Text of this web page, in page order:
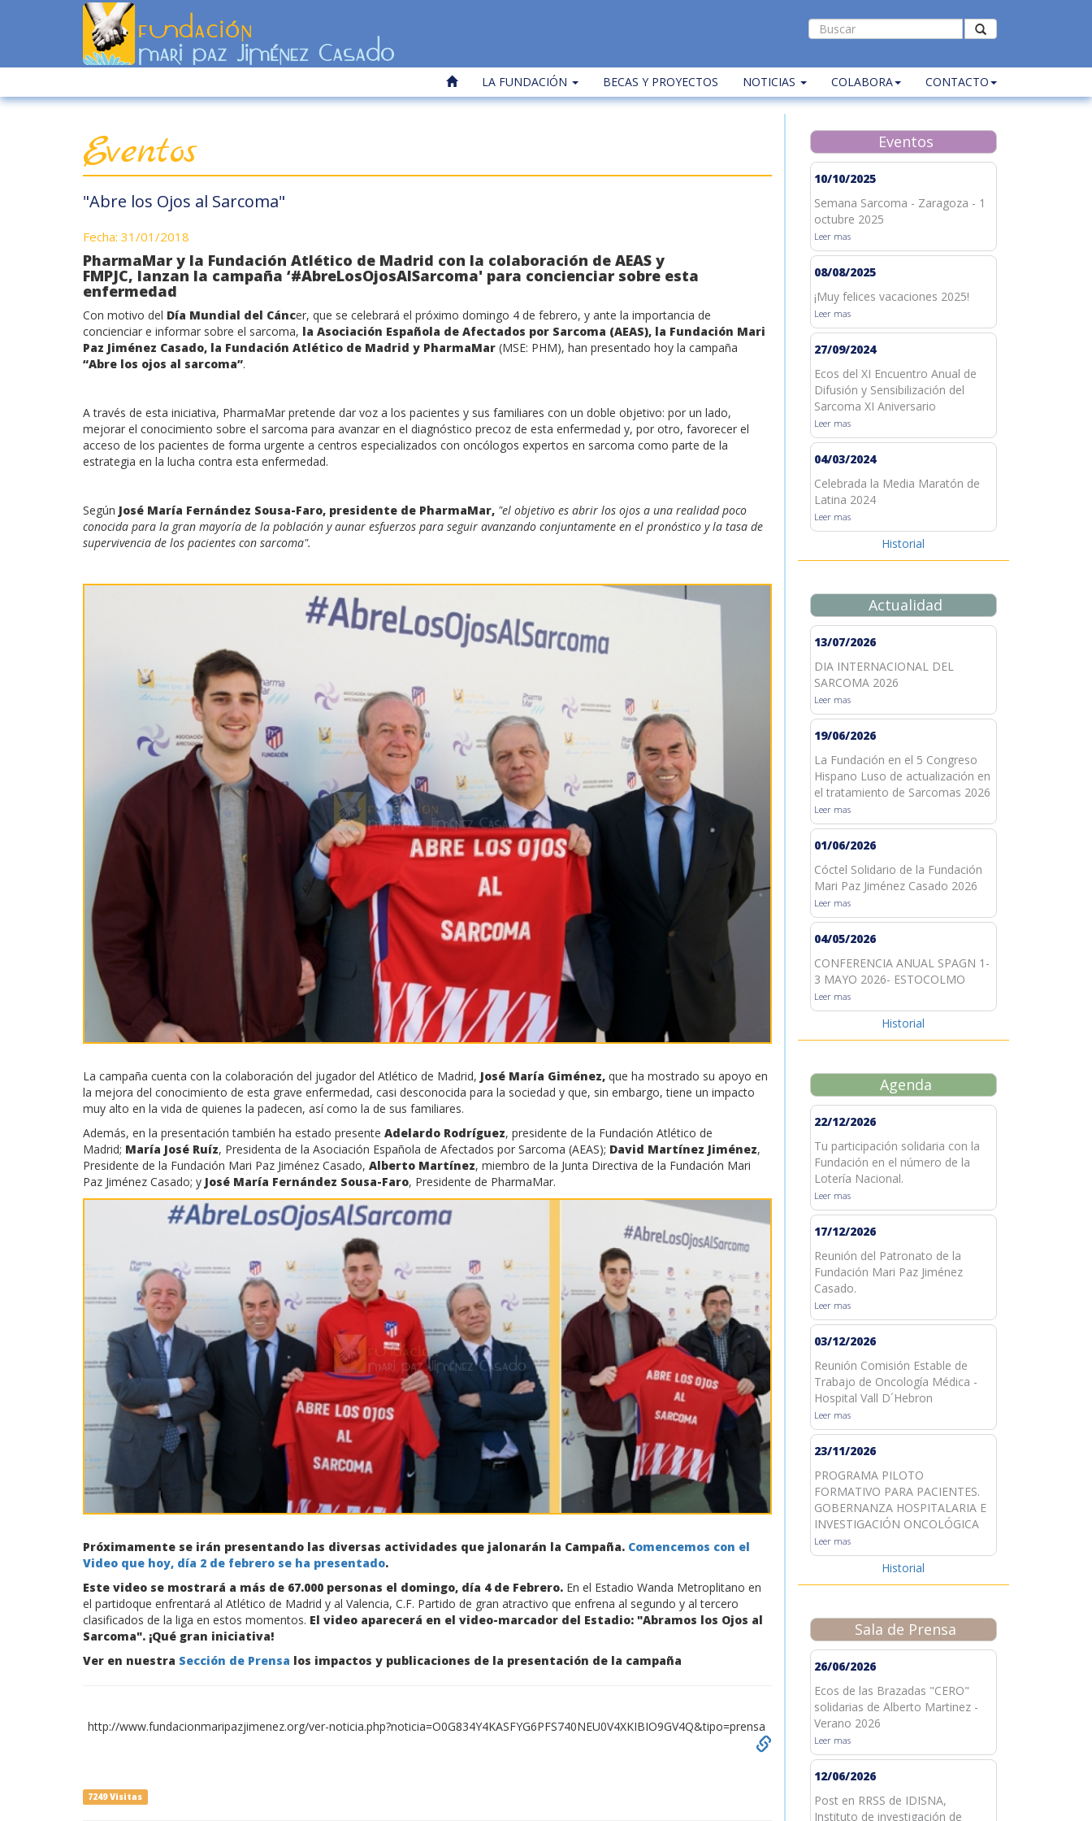
LA FUNDACIÓN BECAS Y PROYECTOS NOTICIAS COLABORA CONTACTO
Eventos
"Abre los Ojos al Sarcoma"
Fecha: 31/01/2018
PharmaMar y la Fundación Atlético de Madrid con la colaboración de AEAS y
FMPJC, lanzan la campaña ‘#AbreLosOjosAlSarcoma' para concienciar sobre esta
enfermedad
Con motivo del Día Mundial del Cáncer, que se celebrará el próximo domingo 4 de febrero, y ante la importancia de
concienciar e informar sobre el sarcoma, la Asociación Española de Afectados por Sarcoma (AEAS), la Fundación Mari
Paz Jiménez Casado, la Fundación Atlético de Madrid y PharmaMar (MSE: PHM), han presentado hoy la campaña
“Abre los ojos al sarcoma”.
A través de esta iniciativa, PharmaMar pretende dar voz a los pacientes y sus familiares con un doble objetivo: por un lado,
mejorar el conocimiento sobre el sarcoma para avanzar en el diagnóstico precoz de esta enfermedad y, por otro, favorecer el
acceso de los pacientes de forma urgente a centros especializados con oncólogos expertos en sarcoma como parte de la
estrategia en la lucha contra esta enfermedad.
Según José María Fernández Sousa-Faro, presidente de PharmaMar, "el objetivo es abrir los ojos a una realidad poco
conocida para la gran mayoría de la población y aunar esfuerzos para seguir avanzando conjuntamente en el pronóstico y la tasa de
supervivencia de los pacientes con sarcoma".
La campaña cuenta con la colaboración del jugador del Atlético de Madrid, José María Giménez, que ha mostrado su apoyo en
la mejora del conocimiento de esta grave enfermedad, casi desconocida para la sociedad y que, sin embargo, tiene un impacto
muy alto en la vida de quienes la padecen, así como la de sus familiares.
Además, en la presentación también ha estado presente Adelardo Rodríguez, presidente de la Fundación Atlético de
Madrid; María José Ruíz, Presidenta de la Asociación Española de Afectados por Sarcoma (AEAS); David Martínez Jiménez,
Presidente de la Fundación Mari Paz Jiménez Casado, Alberto Martínez, miembro de la Junta Directiva de la Fundación Mari
Paz Jiménez Casado; y José María Fernández Sousa-Faro, Presidente de PharmaMar.
Próximamente se irán presentando las diversas actividades que jalonarán la Campaña. Comencemos con el
Video que hoy, día 2 de febrero se ha presentado.
Este video se mostrará a más de 67.000 personas el domingo, día 4 de Febrero. En el Estadio Wanda Metroplitano en
el partidoque enfrentará al Atlético de Madrid y al Valencia, C.F. Partido de gran atractivo que enfrena al segundo y al tercero
clasificados de la liga en estos momentos. El video aparecerá en el video-marcador del Estadio: "Abramos los Ojos al
Sarcoma". ¡Qué gran iniciativa!
Ver en nuestra Sección de Prensa los impactos y publicaciones de la presentación de la campaña
http://www.fundacionmaripazjimenez.org/ver-noticia.php?noticia=O0G834Y4KASFYG6PFS740NEU0V4XKIBIO9GV4Q&tipo=prensa
7249 Visitas
Eventos
10/10/2025
Semana Sarcoma - Zaragoza - 1
octubre 2025
Leer mas
08/08/2025
¡Muy felices vacaciones 2025!
Leer mas
27/09/2024
Ecos del XI Encuentro Anual de
Difusión y Sensibilización del
Sarcoma XI Aniversario
Leer mas
04/03/2024
Celebrada la Media Maratón de
Latina 2024
Leer mas
Historial
Actualidad
13/07/2026
DIA INTERNACIONAL DEL
SARCOMA 2026
Leer mas
19/06/2026
La Fundación en el 5 Congreso
Hispano Luso de actualización en
el tratamiento de Sarcomas 2026
Leer mas
01/06/2026
Cóctel Solidario de la Fundación
Mari Paz Jiménez Casado 2026
Leer mas
04/05/2026
CONFERENCIA ANUAL SPAGN 1-
3 MAYO 2026- ESTOCOLMO
Leer mas
Historial
Agenda
22/12/2026
Tu participación solidaria con la
Fundación en el número de la
Lotería Nacional.
Leer mas
17/12/2026
Reunión del Patronato de la
Fundación Mari Paz Jiménez
Casado.
Leer mas
03/12/2026
Reunión Comisión Estable de
Trabajo de Oncología Médica -
Hospital Vall D´Hebron
Leer mas
23/11/2026
PROGRAMA PILOTO
FORMATIVO PARA PACIENTES.
GOBERNANZA HOSPITALARIA E
INVESTIGACIÓN ONCOLÓGICA
Leer mas
Historial
Sala de Prensa
26/06/2026
Ecos de las Brazadas "CERO"
solidarias de Alberto Martinez -
Verano 2026
Leer mas
12/06/2026
Post en RRSS de IDISNA,
Instituto de investigación de